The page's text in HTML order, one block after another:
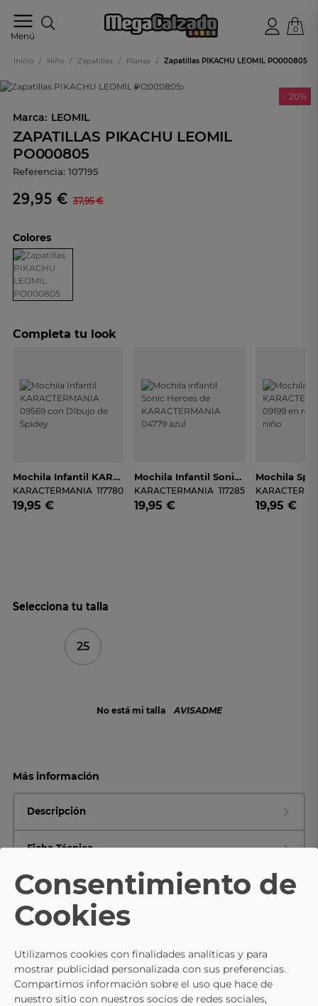
Menú
online
0
Inicio / Niño / Zapatillas / Planas / Zapatillas PIKACHU LEOMIL PO000805
- 20%
Marca: LEOMIL
ZAPATILLAS PIKACHU LEOMIL
PO000805
Referencia: 107195
29,95 € 37,95 €
Colores
Completa tu look
Mochila Infantil KARACTERMANIA 09569 Con DIbujo De Spidey
KARACTERMANIA 117780
19,95 €
Mochila Infantil Sonic Heroes De KARACTERMANIA 04779 Azul
KARACTERMANIA 117285
19,95 € 19,95 €
Selecciona tu talla
25
No está mi talla AVISADME
Más información
Descripción
Ficha Técnica
Composición y cuidados
TE PUEDE INTERESAR
Consentimiento de
Cookies
Utilizamos cookies con finalidades analíticas y para
mostrar publicidad personalizada con sus preferencias.
Compartimos información sobre el uso que hace de
nuestro sitio con nuestros socios de redes sociales,